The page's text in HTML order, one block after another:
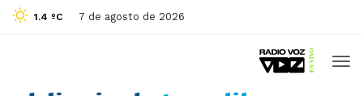
1.4 ºC 7 de agosto de 2026